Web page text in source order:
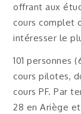
offrant aux
cours complet
intéresser le
101 personnes
cours pilotes,
cours PF. Par
28 en Ariège